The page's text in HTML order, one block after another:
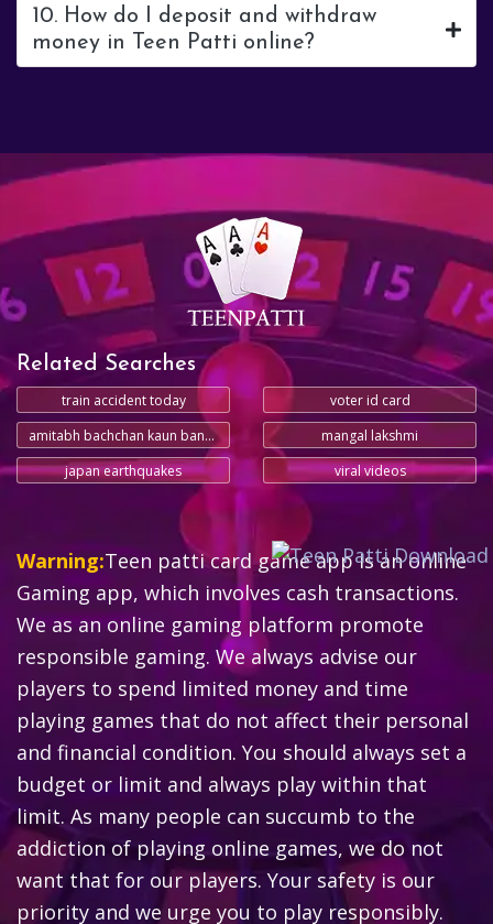
10. How do I deposit and withdraw
money in Teen Patti online?
Related Searches
train accident today
voter id card
amitabh bachchan kaun banega crorepati
mangal lakshmi
japan earthquakes
viral videos
Warning:Teen patti card game app is an online
Gaming app, which involves cash transactions.
We as an online gaming platform promote
responsible gaming. We always advise our
players to spend limited money and time
playing games that do not affect their personal
and financial condition. You should always set a
budget or limit and always play within that
limit. As many people can succumb to the
addiction of playing online games, we do not
want that for our players. Your safety is our
priority and we urge you to play responsibly.